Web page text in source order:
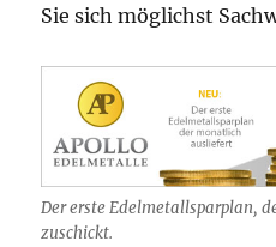
Sie sich möglichst
Der erste Edelmetallsparplan,
zuschickt.